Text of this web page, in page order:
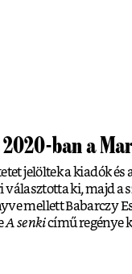
ban a
jelöltek a kiadók és
választotta ki, majd a
mellett Babarczy
A senkicímű regénye